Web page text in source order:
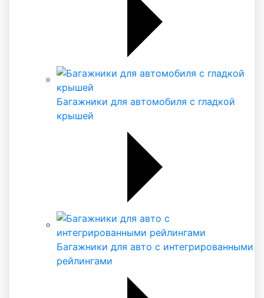
Багажники для автомобиля с гладкой
крышей
Багажники для авто с интегрированными
рейлингами